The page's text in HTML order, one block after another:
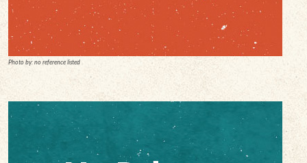
Photo by: no reference listed